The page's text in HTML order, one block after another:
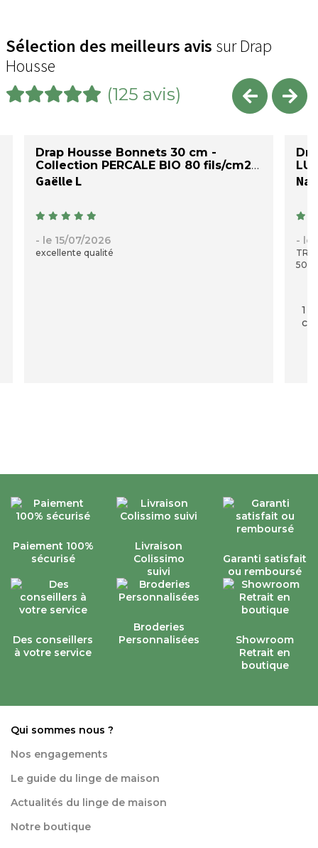
Sélection des meilleurs avis sur Drap
Housse
(125 avis)
Drap Housse Bonnets 30 cm -
Collection PERCALE BIO 80 fils/cm2
Gaëlle L
- le 15/07/2026
excellente qualité
- le
50
1
Paiement 100%
sécurisé
Livraison
Colissimo
suivi
Garanti satisfait
ou remboursé
Des conseillers
à votre service
Broderies
Personnalisées
Showroom
Retrait en
boutique
Qui sommes nous ?
Nos engagements
Le guide du linge de maison
Actualités du linge de maison
Notre boutique